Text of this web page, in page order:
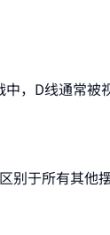
中，D线通常被
别于所有其他